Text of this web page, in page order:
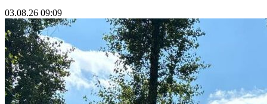
03.08.26 09:09